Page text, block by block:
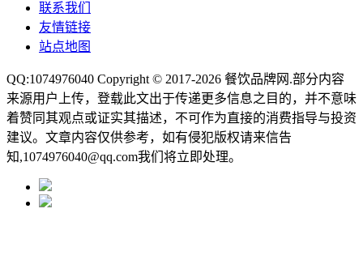
联系我们
友情链接
站点地图
QQ:1074976040 Copyright © 2017-2026 餐饮品牌网 .部分内容
来源用户上传，登载此文出于传递更多信息之目的，并不意味
着赞同其观点或证实其描述，不可作为直接的消费指导与投资
建议。文章内容仅供参考，如有侵犯版权请来信告
知,1074976040@qq.com我们将立即处理。